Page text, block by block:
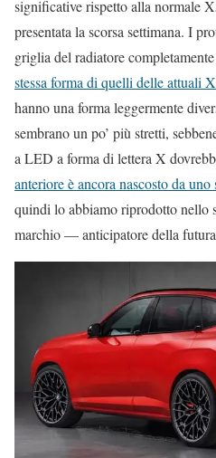
significative rispetto alla normale
presentata la scorsa settimana. I
griglia del radiatore
stessa forma di quelli delle attuali
hanno una forma leggermente
sembrano un po’ più stretti,
a LED a forma di lettera X
anteriore è ancora nascosto da
quindi lo abbiamo riprodotto nello
marchio — anticipatore della